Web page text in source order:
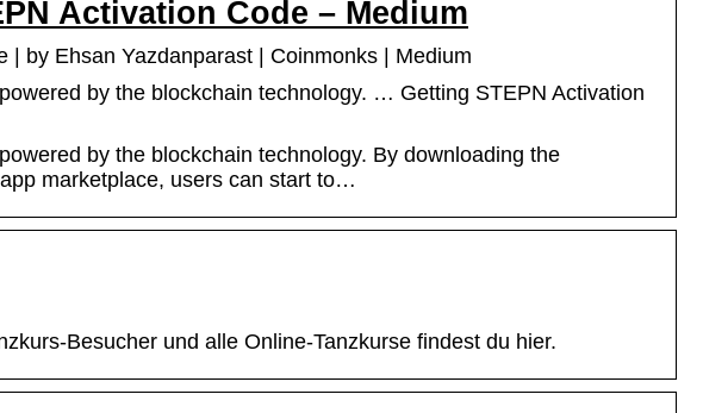
Activation Code – Medium
| by Ehsan Yazdanparast | Coinmonks | Medium
by the blockchain technology. … Getting STEPN Activation
by the blockchain technology. By downloading the
marketplace, users can start to…
Besucher und alle Online-Tanzkurse findest du hier.